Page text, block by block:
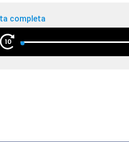
completa
10